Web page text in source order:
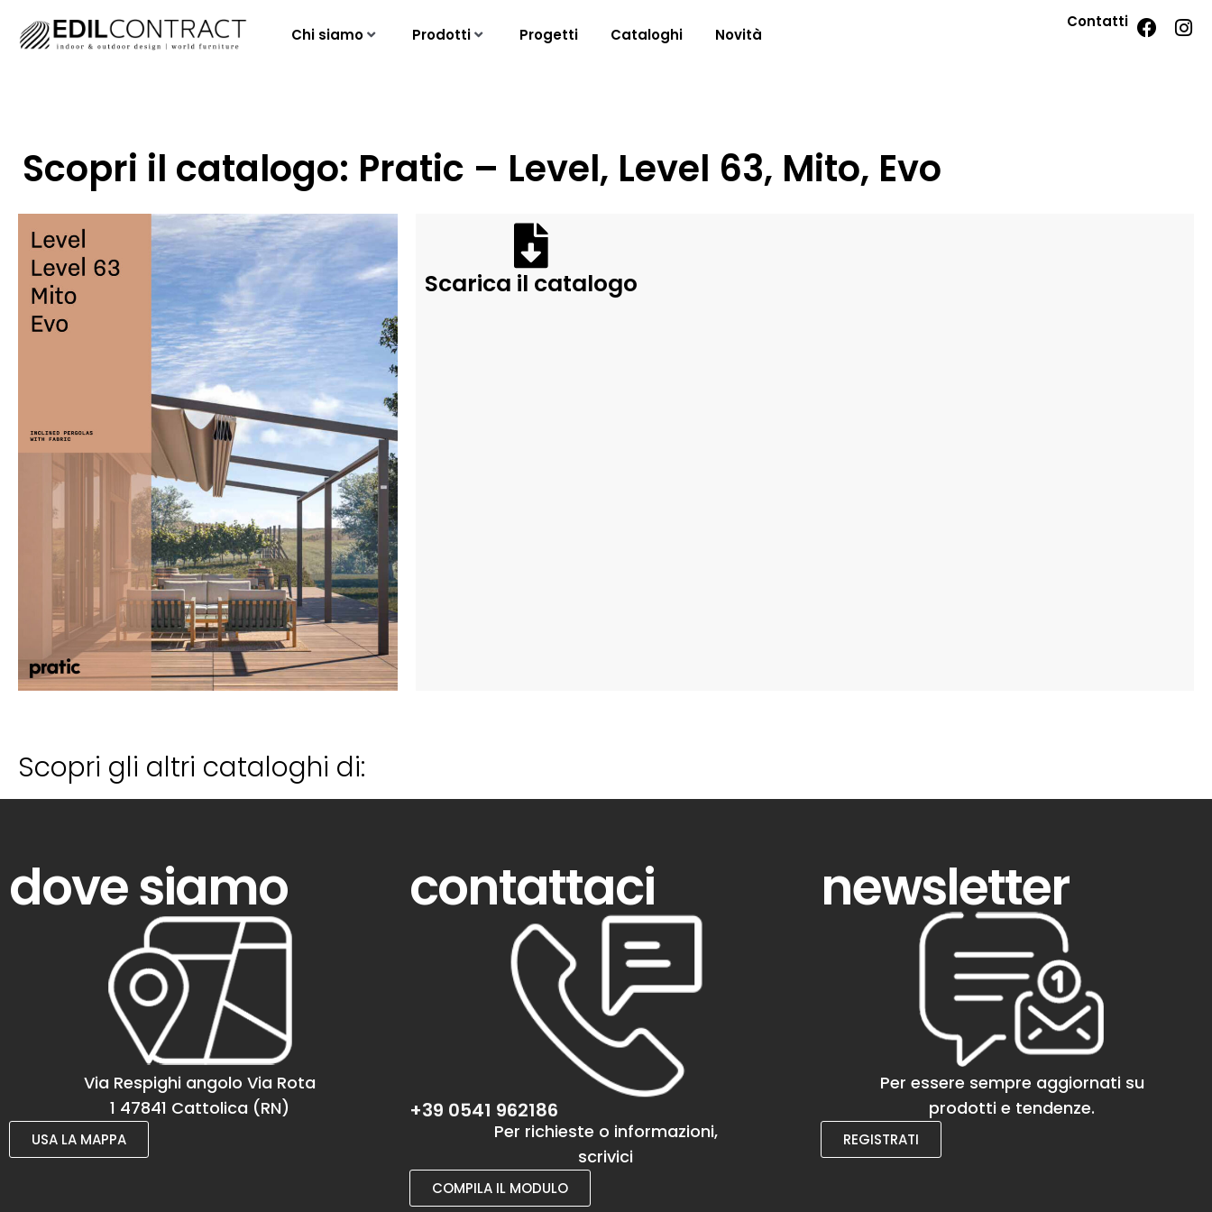
Chi siamo Prodotti Progetti Cataloghi Novità
Contatti
Scopri il catalogo: Pratic – Level, Level 63, Mito, Evo
Scarica il catalogo
Scopri gli altri cataloghi di:
dove siamo
Via Respighi angolo Via Rota
1 47841 Cattolica (RN)
USA LA MAPPA
contattaci
+39 0541 962186
Per richieste o informazioni,
scrivici
COMPILA IL MODULO
newsletter
Per essere sempre aggiornati su
prodotti e tendenze.
REGISTRATI